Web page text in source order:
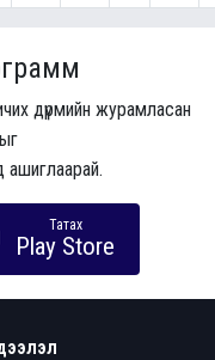
дүрмийн журамласан
ашиглаарай.
Татах
Play Store